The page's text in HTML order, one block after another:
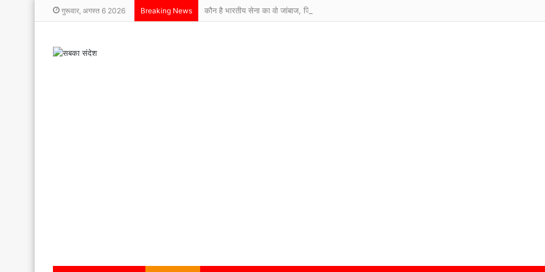
गुरूवार, अगस्त 6 2026 Breaking News कौन है भारतीय सेना का वो जांबाज, जिसे सबसे कम उम्र में मिला परमवीर चक्र सम्मान?